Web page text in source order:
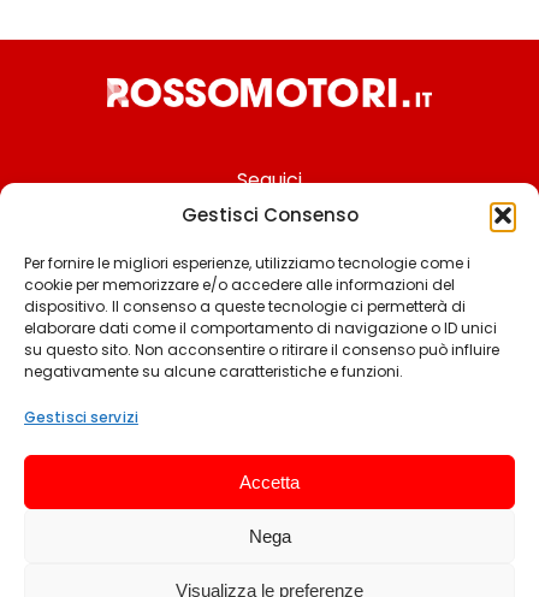
Gestisci Consenso
Per fornire le migliori esperienze, utilizziamo tecnologie come i
cookie per memorizzare e/o accedere alle informazioni del
dispositivo. Il consenso a queste tecnologie ci permetterà di
elaborare dati come il comportamento di navigazione o ID unici
su questo sito. Non acconsentire o ritirare il consenso può influire
negativamente su alcune caratteristiche e funzioni.
Gestisci servizi
Accetta
Nega
Visualizza le preferenze
Seguici
Chi siamo
Contattaci
Termini & Condizioni
Privacy policy
© 2025 Rossomotori.it. Tutti i diritti riservati.